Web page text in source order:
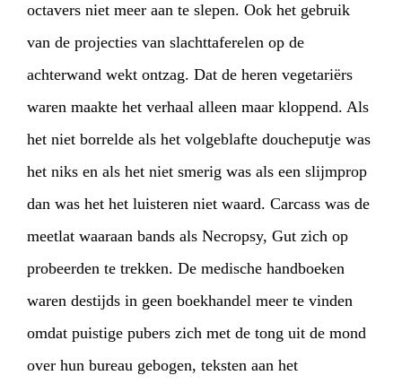
AGENDA ARTDIVISION
PHOTOSNEWSINFOWEBSHOP
MY TICKETS
octavers niet meer aan te slepen. Ook het gebruik
van de projecties van slachttaferelen op de
achterwand wekt ontzag. Dat de heren vegetariërs
waren maakte het verhaal alleen maar kloppend. Als
het niet borrelde als het volgeblafte doucheputje was
het niks en als het niet smerig was als een slijmprop
dan was het het luisteren niet waard. Carcass was de
meetlat waaraan bands als Necropsy, Gut zich op
probeerden te trekken. De medische handboeken
waren destijds in geen boekhandel meer te vinden
omdat puistige pubers zich met de tong uit de mond
over hun bureau gebogen, teksten aan het